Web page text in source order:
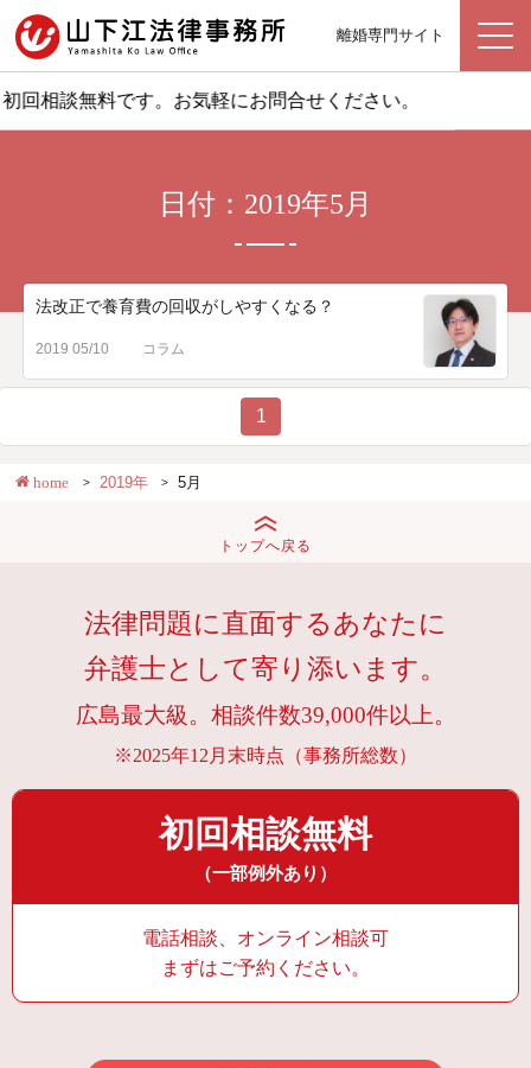
離婚専門サイト
回相談無料です。お気軽にお問合せください。
日付：2019年5月
法改正で養育費の回収がしやすくなる？
2019 05/10 コラム
1
home 2019年 5月
トップへ戻る
法律問題に直面するあなたに
弁護士として寄り添います。
広島最大級。相談件数39,000件以上。
※2025年12月末時点（事務所総数）
初回相談無料
（一部例外あり）
電話相談、オンライン相談可
まずはご予約ください。